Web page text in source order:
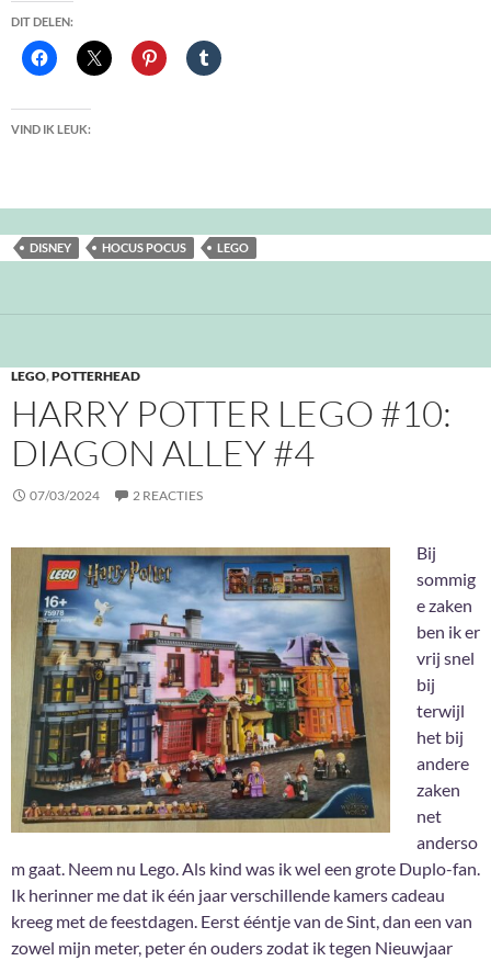
DIT DELEN:
VIND IK LEUK:
DISNEY HOCUS POCUS LEGO
LEGO,POTTERHEAD
HARRY POTTER LEGO #10:
DIAGON ALLEY #4
07/03/2024 2 REACTIES
Bij
sommig
e zaken
ben ik er
vrij snel
bij
terwijl
het bij
andere
zaken
net
anderso
m gaat. Neem nu Lego. Als kind was ik wel een grote Duplo-fan.
Ik herinner me dat ik één jaar verschillende kamers cadeau
kreeg met de feestdagen. Eerst ééntje van de Sint, dan een van
zowel mijn meter, peter én ouders zodat ik tegen Nieuwjaar